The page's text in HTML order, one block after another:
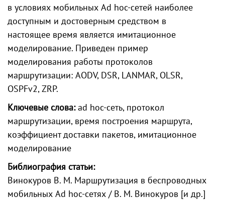
в условиях мобильных Ad hoc-сетей наиболее
доступным и достоверным средством в
настоящее время является имитационное
моделирование. Приведен пример
моделирования работы протоколов
маршрутизации: AODV, DSR, LANMAR, OLSR,
OSPFv2, ZRP.
Ключевые слова:ad hoc-сеть, протокол
маршрутизации, время построения маршрута,
коэффициент доставки пакетов, имитационное
моделирование
Библиография статьи:
Винокуров В. М. Маршрутизация в беспроводных
мобильных Ad hoc-сетях / В. М. Винокуров [и др.]